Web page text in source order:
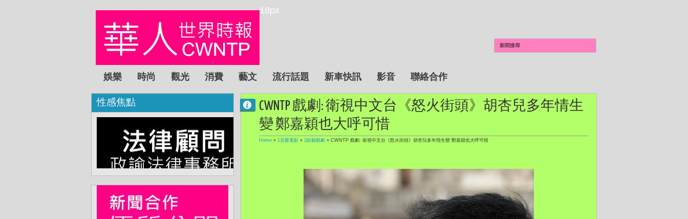
18px
娛樂 時尚 觀光 消費 藝文 流行話題 新車快訊 影音 聯絡合作
CWNTP 戲劇: 衛視中文台《怒火街頭》胡杏兒多年情生
變 鄭嘉穎也大呼可惜
Home » 1音樂電影 » 2綜藝戲劇 » CWNTP 戲劇: 衛視中文台《怒火街頭》胡杏兒多年情生變 鄭嘉穎也大呼可惜
性感焦點